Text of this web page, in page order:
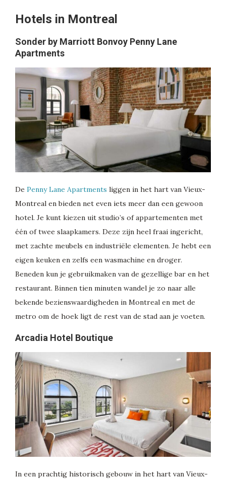
Hotels in Montreal
Sonder by Marriott Bonvoy Penny Lane
Apartments
De Penny Lane Apartments liggen in het hart van Vieux-
Montreal en bieden net even iets meer dan een gewoon
hotel. Je kunt kiezen uit studio’s of appartementen met
één of twee slaapkamers. Deze zijn heel fraai ingericht,
met zachte meubels en industriële elementen. Je hebt een
eigen keuken en zelfs een wasmachine en droger.
Beneden kun je gebruikmaken van de gezellige bar en het
restaurant. Binnen tien minuten wandel je zo naar alle
bekende bezienswaardigheden in Montreal en met de
metro om de hoek ligt de rest van de stad aan je voeten.
Arcadia Hotel Boutique
In een prachtig historisch gebouw in het hart van Vieux-